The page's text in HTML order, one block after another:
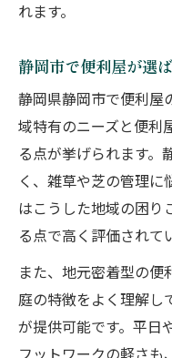
れます。
静岡市で便利屋が選
静岡県静岡市で便利屋
域特有のニーズと便利
る点が挙げられます。
く、雑草や芝の管理
はこうした地域の困り
る点で高く評価されて
また、地元密着型の
庭の特徴をよく理解し
が提供可能です。平日